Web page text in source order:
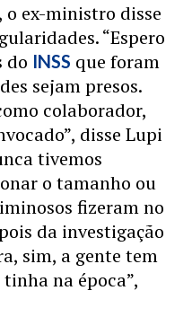
o ex-ministro disse
“Espero
do INSS que foram
sejam presos.
colaborador,
disse Lupi
tivemos
o tamanho ou
fizeram no
da investigação
sim, a gente tem
na época”,